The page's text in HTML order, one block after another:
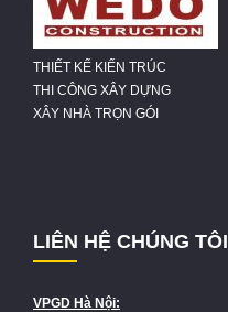
THIẾT KẾ KIẾN TRÚC
THI CÔNG XÂY DỰNG
XÂY NHÀ TRỌN GÓI
LIÊN HỆ CHÚNG TÔI
VPGD Hà Nội: